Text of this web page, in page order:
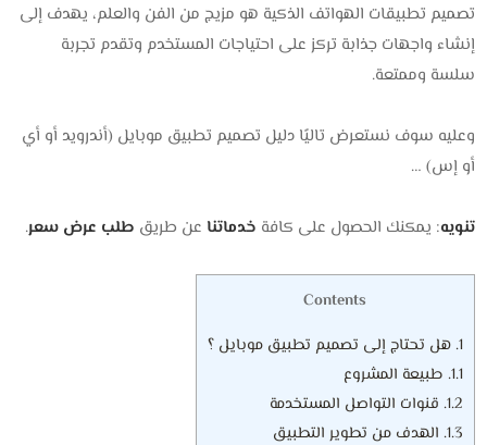
تصميم تطبيقات الهواتف الذكية هو مزيج من الفن والعلم، يهدف إلى
إنشاء واجهات جذابة تركز على احتياجات المستخدم وتقدم تجربة
سلسة وممتعة.
وعليه سوف نستعرض تاليًا دليل تصميم تطبيق موبايل (أندرويد أو أي
أو إس) …
تنويه: يمكنك الحصول على كافة خدماتنا عن طريق طلب عرض سعر.
Contents
1. هل تحتاج إلى تصميم تطبيق موبايل ؟
1.1. طبيعة المشروع
1.2. قنوات التواصل المستخدمة
1.3. الهدف من تطوير التطبيق